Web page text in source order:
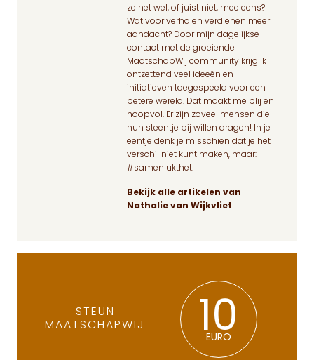
ze het wel, of juist niet, mee eens?
Wat voor verhalen verdienen meer
aandacht? Door mijn dagelijkse
contact met de groeiende
MaatschapWij community krijg ik
ontzettend veel ideeën en
initiatieven toegespeeld voor een
betere wereld. Dat maakt me blij en
hoopvol. Er zijn zoveel mensen die
hun steentje bij willen dragen! In je
eentje denk je misschien dat je het
verschil niet kunt maken, maar:
#samenlukthet.
Bekijk alle artikelen van
Nathalie van Wijkvliet
STEUN
MAATSCHAPWIJ
10
EURO